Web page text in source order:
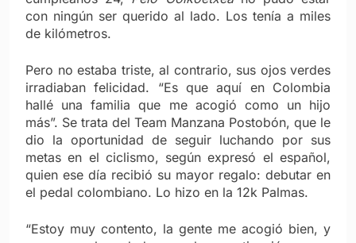
con ningún ser querido al lado. Los tenía a miles
de kilómetros.
Pero no estaba triste, al contrario, sus ojos verdes
irradiaban felicidad. “Es que aquí en Colombia
hallé una familia que me acogió como un hijo
más”. Se trata del Team Manzana Postobón, que le
dio la oportunidad de seguir luchando por sus
metas en el ciclismo, según expresó el español,
quien ese día recibió su mayor regalo: debutar en
el pedal colombiano. Lo hizo en la 12k Palmas.
“Estoy muy contento, la gente me acogió bien, y